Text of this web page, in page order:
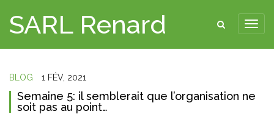
SARL Renard
BLOG 1 FÉV, 2021
Semaine 5: il semblerait que l’organisation ne
soit pas au point…